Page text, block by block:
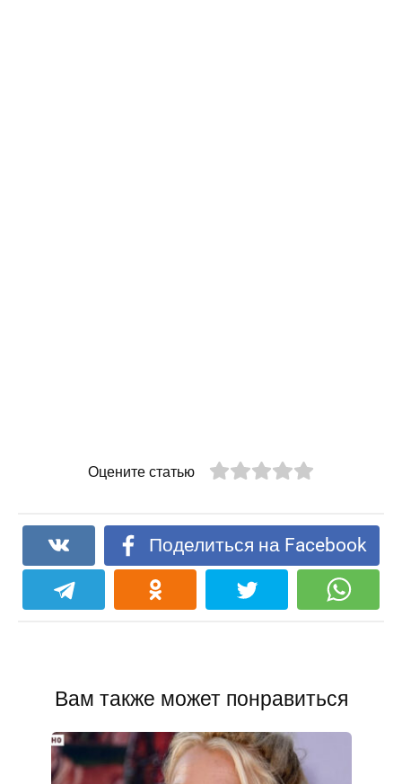
Оцените статью
Поделиться на Facebook
Вам также может понравиться